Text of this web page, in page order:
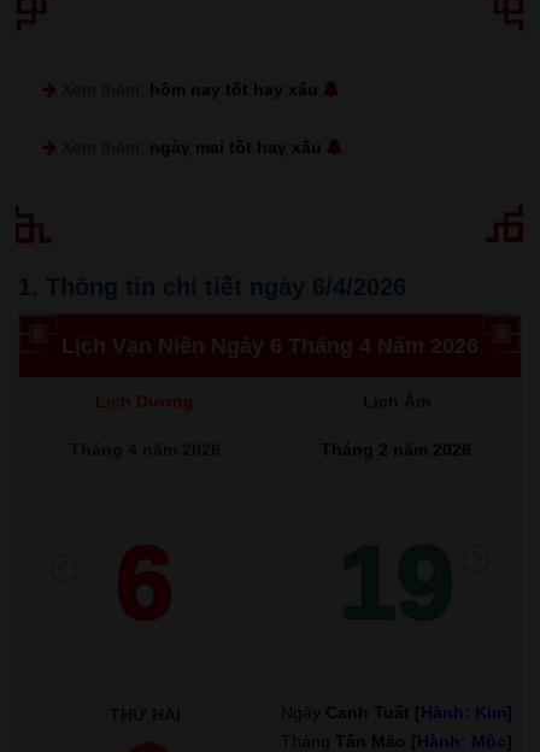
hôm nay tốt hay xấu
ngày mai tốt hay xấu
1. Thông tin chi tiết ngày 6/4/2026
Lịch Vạn Niên Ngày 6 Tháng 4 Năm 2026
Lịch Dương
Tháng 2 năm 2026
6 19
Ngày Canh Tuất [Hành: Kim]
Tháng Tân Mão [Hành: Mộc]